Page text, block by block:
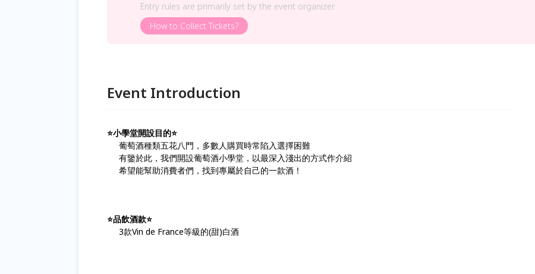
Entry rules are primarily set by the event organizer.
How to Collect Tickets?
Event Introduction
⭐️小學堂開設目的⭐️
葡萄酒種類五花八門，多數人購買時常陷入選擇困難
有鑒於此，我們開設葡萄酒小學堂，以最深入淺出的方式作介紹
希望能幫助消費者們，找到專屬於自己的一款酒！
⭐️品飲酒款⭐️
3款Vin de France等級的(甜)白酒